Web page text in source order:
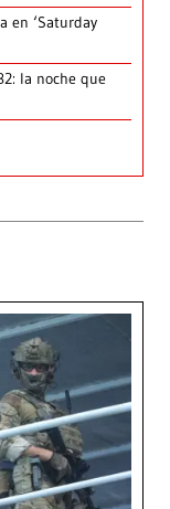
en ‘Saturday
la noche que